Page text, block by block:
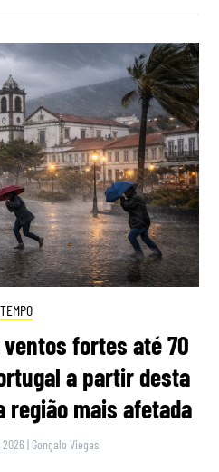
TEMPO
ventos fortes até 70
a partir desta
região mais afetada
2026 | Gonçalo Viegas